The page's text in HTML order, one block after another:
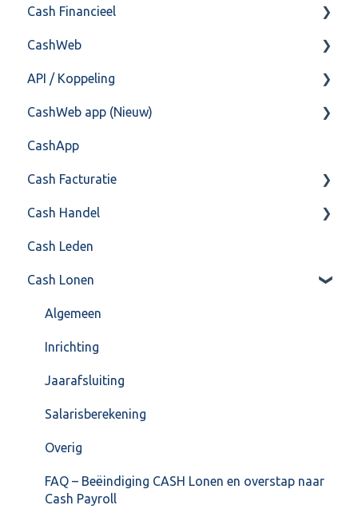
Bank(koppeling)
Import/Export
Postbus
Training & Consultancy
Overig
Cash Financieel
Boekhoud
Fiscaal
Overig
CashWeb
CashHero Layout
Mailen vanuit CASHWeb
Algemeen gebruik
API / Koppeling
Algemeen
Api 3.0 (SOAP API)
API 4.0 (REST API)
CashWeb app (Nieuw)
Veel gestelde vragen
CashApp
Cash Facturatie
Factureren
Instellingen
Algemeen
Formulierlayout
Cash Handel
Inkoop
Verkoop
Voorraad
Overig
VoorraadService & Onderhoud
Cash Leden
Cash Lonen
Algemeen
Inrichting
Jaarafsluiting
Salarisberekening
Overig
FAQ – Beëindiging CASH Lonen en overstap naar
Cash Payroll